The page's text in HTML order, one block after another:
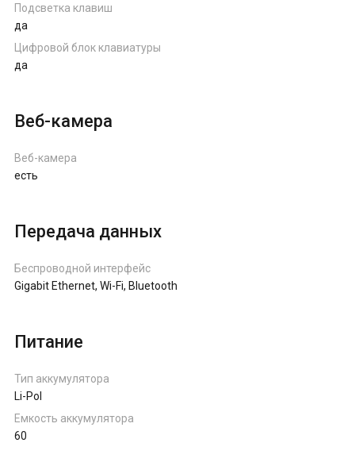
Подсветка клавиш
да
Цифровой блок клавиатуры
да
Веб-камера
Веб-камера
есть
Передача данных
Беспроводной интерфейс
Gigabit Ethernet, Wi-Fi, Bluetooth
Питание
Тип аккумулятора
Li-Pol
Емкость аккумулятора
60